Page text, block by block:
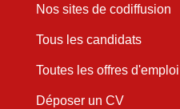
Nos sites de codiffusion
Tous les candidats
Toutes les offres d'emploi
Déposer un CV